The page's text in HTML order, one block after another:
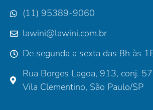
(11) 95389-9060
lawini@lawini.com.br
De segunda a sexta das 8h às
Rua Borges Lagoa, 913, conj.
Vila Clementino, São Paulo/SP